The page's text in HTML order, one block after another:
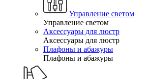
Управление светом
Управление светом
Аксессуары для люстр
Аксессуары для люстр
Плафоны и абажуры
Плафоны и абажуры